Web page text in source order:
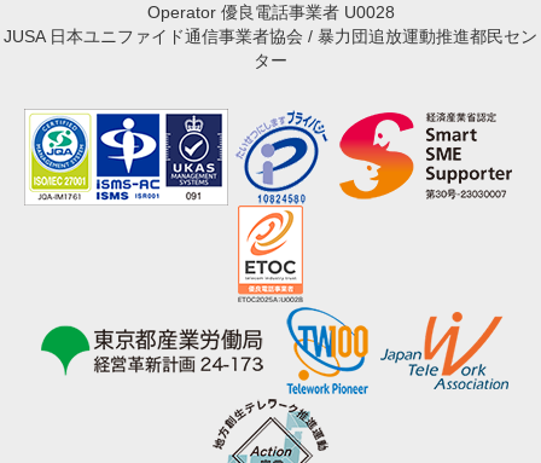
Operator 優良電話事業者 U0028
JUSA 日本ユニファイド通信事業者協会 / 暴力団追放運動推進都民セン
ター